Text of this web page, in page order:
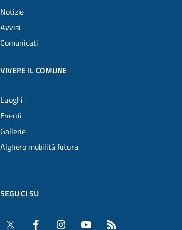
Notizie
Avvisi
Comunicati
VIVERE IL COMUNE
Luoghi
Eventi
Gallerie
Alghero mobilità futura
SEGUICI SU
Twitter Facebook InstagramYouTube